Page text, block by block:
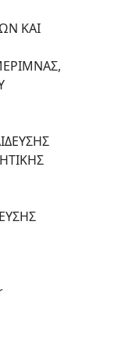
ΚΑΙ